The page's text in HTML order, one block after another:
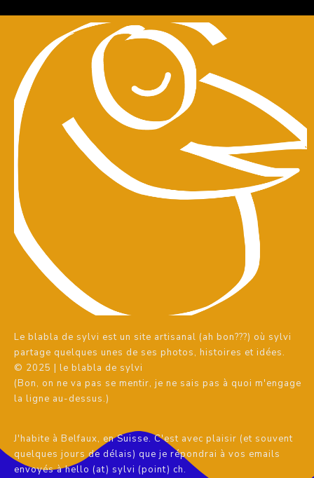
Le blabla de sylvi est un site artisanal (ah bon???) où sylvi
partage quelques unes de ses photos, histoires et idées.
© 2025 | le blabla de sylvi
(Bon, on ne va pas se mentir, je ne sais pas à quoi m'engage
la ligne au-dessus.)
J'habite à Belfaux, en Suisse. C'est avec plaisir (et souvent
quelques jours de délais) que je répondrai à vos emails
envoyés à hello (at) sylvi (point) ch.